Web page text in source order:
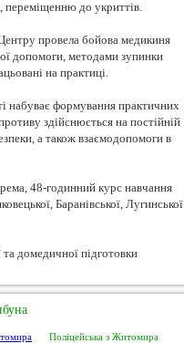
переміщенню до укриттів.
провела бойова медикиня
допомоги, методами зупинки
на практиці.
набуває формування практичних
здійснюється на постійній
а також взаємодопомоги в
48-годинний курс навчання
Баранівської, Лугинської
Поліцейська з Житомира